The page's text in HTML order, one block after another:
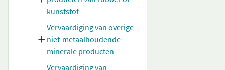
kunststof
Vervaardiging van overige
niet-metaalhoudende
minerale producten
Vervaardiging van